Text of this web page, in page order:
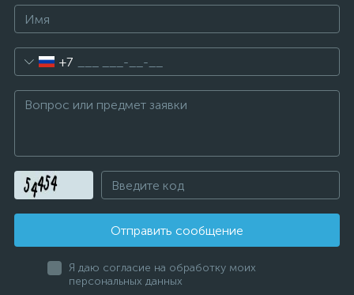
+7
Отправить сообщение
Я даю согласие на обработку моих
персональных данных